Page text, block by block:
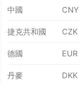
中國 CNY
捷克共和國 CZK
德國 EUR
丹麥 DKK